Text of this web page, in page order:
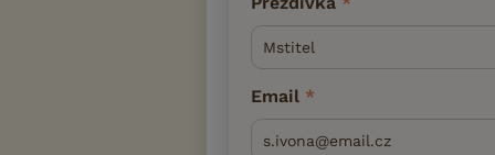
Email